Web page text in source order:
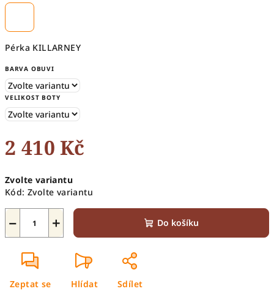
Pérka KILLARNEY
BARVA OBUVI
VELIKOST BOTY
2 410 Kč
cena:
Zvolte variantu
Kód: Zvolte variantu
+
− Do košíku
Zeptat se Hlídat Sdílet